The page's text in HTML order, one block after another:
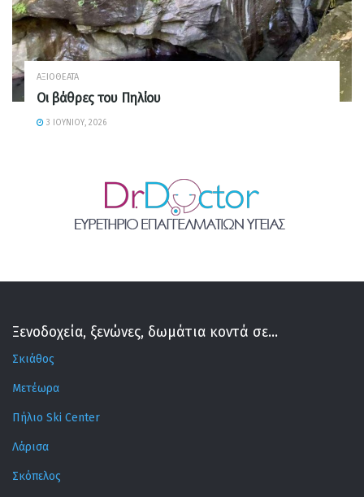
ΑΞΙΟΘΈΑΤΑ
Οι βάθρες του Πηλίου
3 ΙΟΥΝΊΟΥ, 2026
Ξενοδοχεία, ξενώνες, δωμάτια κοντά σε...
Σκιάθος
Μετέωρα
Πήλιο Ski Center
Λάρισα
Σκόπελος